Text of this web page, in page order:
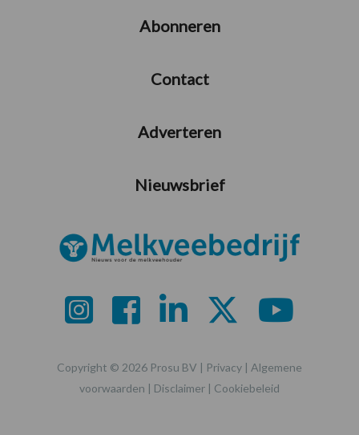
Abonneren
Contact
Adverteren
Nieuwsbrief
Copyright © 2026 Prosu BV | Privacy | Algemene
voorwaarden | Disclaimer | Cookiebeleid